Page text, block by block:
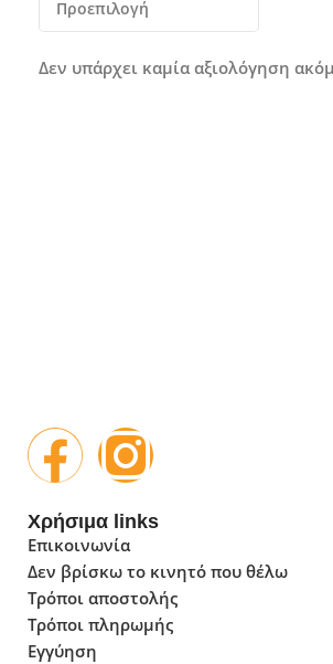
Δεν υπάρχει καμία αξιολόγηση
Χρήσιμα links
Επικοινωνία
Δεν βρίσκω το κινητό που θέλω
Τρόποι αποστολής
Τρόποι πληρωμής
Εγγύηση